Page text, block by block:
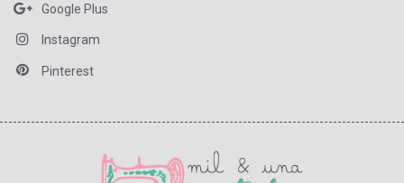
Google Plus
Instagram
Pinterest